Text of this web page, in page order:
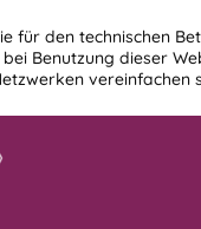
für den technischen
Benutzung dieser